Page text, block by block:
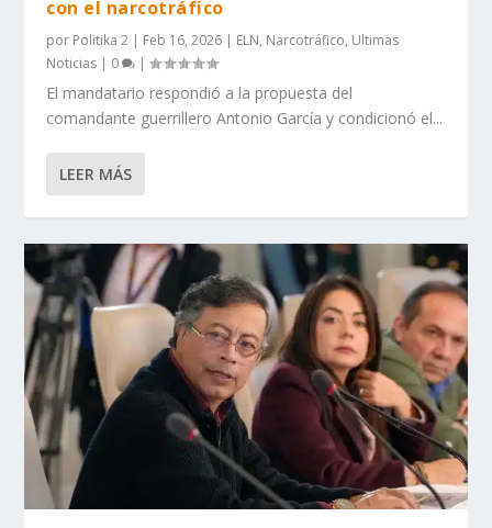
con el narcotráfico
por Politika 2 | Feb 16, 2026 | ELN, Narcotráfico, Ultimas
Noticias | 0 |
El mandatario respondió a la propuesta del
comandante guerrillero Antonio García y condicionó el...
LEER MÁS